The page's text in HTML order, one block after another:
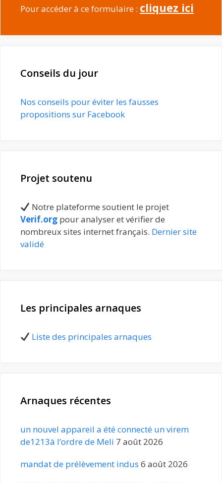
Pour accéder à ce formulaire : cliquez ici
Conseils du jour
Nos conseils pour éviter les fausses
propositions sur Facebook
Projet soutenu
Notre plateforme soutient le projet
Verif.org pour analyser et vérifier de
nombreux sites internet français. Dernier site
validé
Les principales arnaques
Liste des principales arnaques
Arnaques récentes
un nouvel appareil a été connecté un virem
de1213à l’ordre de Meli 7 août 2026
mandat de prélèvement indus 6 août 2026